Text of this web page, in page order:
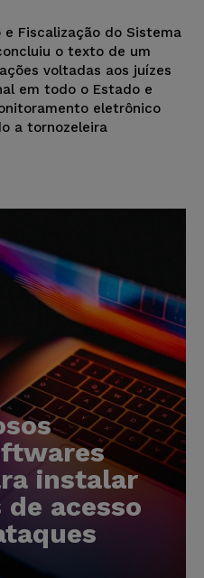
Fiscalização do Sistema
o texto de um
voltadas aos juízes
em todo o Estado e
eletrônico
a tornozeleira
instalar
acesso